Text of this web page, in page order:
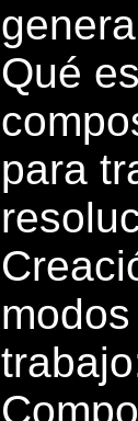
Qué
para